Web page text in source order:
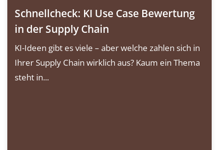
Schnellcheck: KI Use Case Bewertung
in der Supply Chain
KI-Ideen gibt es viele – aber welche zahlen sich in
Ihrer Supply Chain wirklich aus? Kaum ein Thema
steht in...